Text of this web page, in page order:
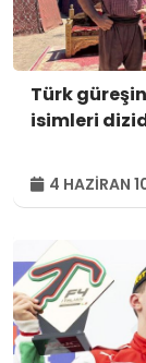
Türk
isimleri
4 HAZIRAN